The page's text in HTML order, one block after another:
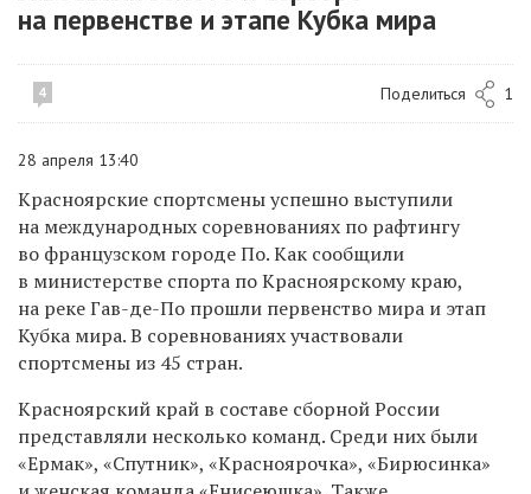
на первенстве и этапе Кубка мира
4 Поделиться 1
28 апреля 13:40
Красноярские спортсмены успешно выступили
на международных соревнованиях по рафтингу
во французском городе По. Как сообщили
в министерстве спорта по Красноярскому краю,
на реке Гав-де-По прошли первенство мира и этап
Кубка мира. В соревнованиях участвовали
спортсмены из 45 стран.
Красноярский край в составе сборной России
представляли несколько команд. Среди них были
«Ермак», «Спутник», «Красноярочка», «Бирюсинка»